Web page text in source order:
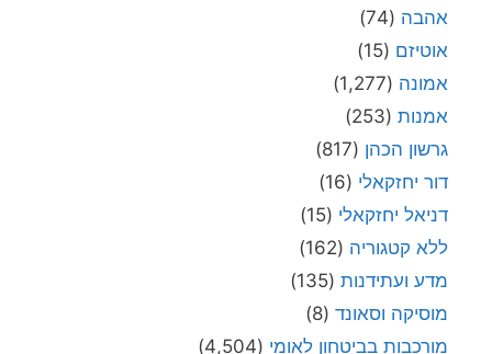
אהבה (74)
אוטיזם (15)
אמונה (1,277)
אמנות (253)
גרשון הכהן (817)
דור יחזקאלי (16)
דניאל יחזקאלי (15)
ללא קטגוריה (162)
מדע ועתידנות (135)
מוסיקה וסאונד (8)
מורכבות בביטחון לאומי (4,504)